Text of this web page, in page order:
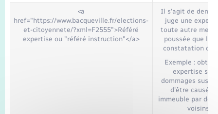
<a
href="https://www.bacqueville.fr/elections-
et-citoyennete/?xml=F2555">Référé
expertise ou "référé instruction"</a>
Il s'agit de
juge une
toute autre
poussée que la
constatation
Exemple :
expertise sur
dommages
d'être causés
immeuble par des
voisins.